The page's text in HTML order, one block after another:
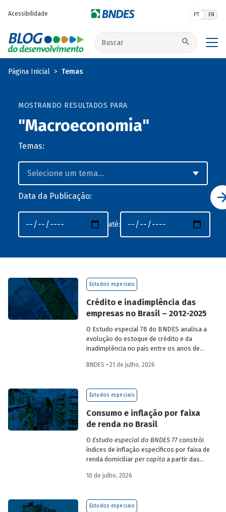
Acessibilidade PT EN
Buscar no site
Página Inicial Temas
MOSTRANDO RESULTADOS PARA
"Macroeconomia"
Temas:
Data da Publicação:
até:
Estudos especiais
Crédito e inadimplência das
empresas no Brasil – 2012-2025
O Estudo especial 78 do BNDES analisa a
evolução do estoque de crédito e da
inadimplência no país entre os anos de
analíticos complementares: o porte da
econômica.
BNDES • 21 de julho, 2026
Estudos especiais
Consumo e inflação por faixa
de renda no Brasil
O Estudo especial do BNDES 77constrói
índices de inflação específicos por faixa de
renda domiciliar per capitaa partir das
associadas às variações de preços dos
ainda os microdados da Pnad Contínua
para analisar a evolução da renda dos
10 de julho, 2026
Estudos especiais